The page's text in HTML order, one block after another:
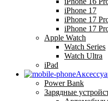
iPhone 17
iPhone 17
iPhone 17
Apple Watch
Watch Series
Watch Ultra
iPad
Power Bank
Зарядные